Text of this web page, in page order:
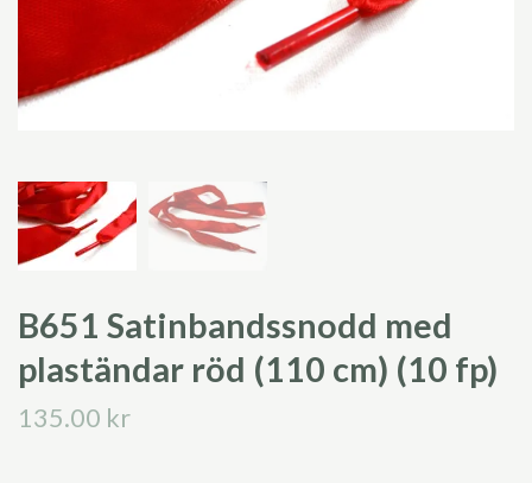
B651 Satinbandssnodd med
plaständar röd (110 cm) (10 fp)
135.00 kr